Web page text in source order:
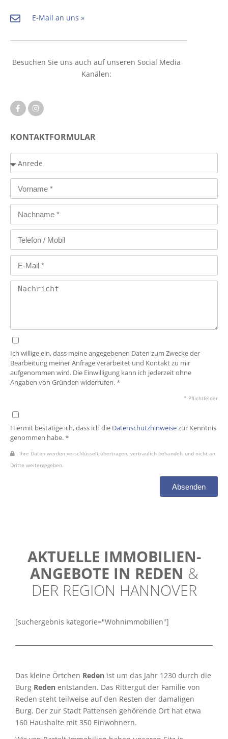
E-Mail an uns »
Besuchen Sie uns auch auf unseren Social Media
Kanälen:
KONTAKTFORMULAR
Ich willige ein, dass meine angegebenen Daten zum Zwecke der
Bearbeitung meiner Anfrage verarbeitet und Kontakt zu mir
aufgenommen wird. Die Einwilligung kann ich jederzeit ohne
Angaben von Gründen widerrufen. *
* Pflichtfelder
Hiermit bestätige ich, dass ich die Datenschutzhinweisezur Kenntnis
genommen habe. *
Ihre Daten werden verschlüsselt übertragen, vertraulich behandelt und nicht an
Dritte weitergegeben.
Absenden
AKTUELLE IMMOBILIEN-
ANGEBOTE IN REDEN &
DER REGION HANNOVER
[suchergebnis kategorie="Wohnimmobilien"]
Das kleine Örtchen Reden ist um das Jahr 1230 durch die
Burg Reden entstanden. Das Rittergut der Familie von
Reden steht teilweise auf den Resten der damaligen
Burg. Der zur Stadt Pattensen gehörende Ort hat etwa
160 Haushalte mit 350 Einwohnern.